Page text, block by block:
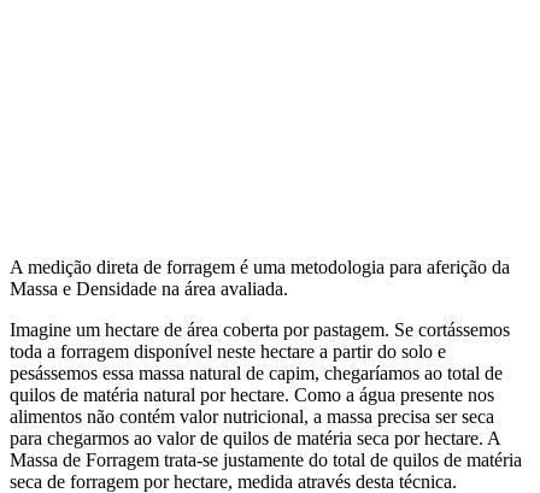
A medição direta de forragem é uma metodologia para aferição da
Massa e Densidade na área avaliada.
Imagine um hectare de área coberta por pastagem. Se cortássemos
toda a forragem disponível neste hectare a partir do solo e
pesássemos essa massa natural de capim, chegaríamos ao total de
quilos de matéria natural por hectare. Como a água presente nos
alimentos não contém valor nutricional, a massa precisa ser seca
para chegarmos ao valor de quilos de matéria seca por hectare. A
Massa de Forragem trata-se justamente do total de quilos de matéria
seca de forragem por hectare, medida através desta técnica.